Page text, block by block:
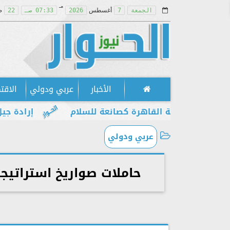
الجمعة 7 أغسطس 2026
مـ
07:33 صـ 22
الأخبار عربي ودولي
إرادة جيل مكانة القاهرة كصانعة للسلام
عربي ودولي
حاملات صواريخ